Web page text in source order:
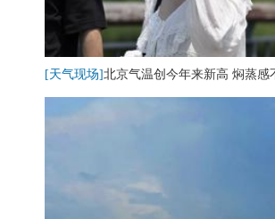
[天气现场]北京气温创今年来新高 焖蒸感